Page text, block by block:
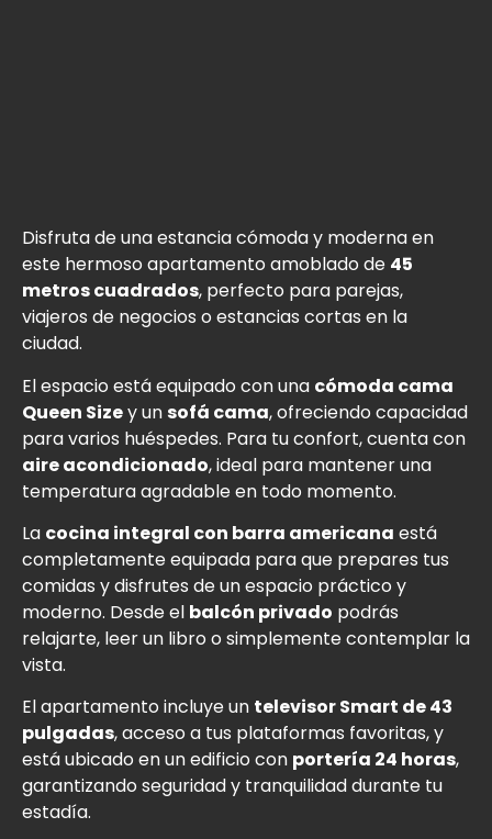
Disfruta de una estancia cómoda y moderna en
este hermoso apartamento amoblado de 45
metros cuadrados, perfecto para parejas,
viajeros de negocios o estancias cortas en la
ciudad.
El espacio está equipado con una cómoda cama
Queen Sizey un sofá cama, ofreciendo capacidad
para varios huéspedes. Para tu confort, cuenta con
aire acondicionado, ideal para mantener una
temperatura agradable en todo momento.
La cocina integral con barra americana está
completamente equipada para que prepares tus
comidas y disfrutes de un espacio práctico y
moderno. Desde el balcón privado podrás
relajarte, leer un libro o simplemente contemplar la
vista.
El apartamento incluye un televisor Smart de 43
pulgadas, acceso a tus plataformas favoritas, y
está ubicado en un edificio con portería 24 horas,
garantizando seguridad y tranquilidad durante tu
estadía.